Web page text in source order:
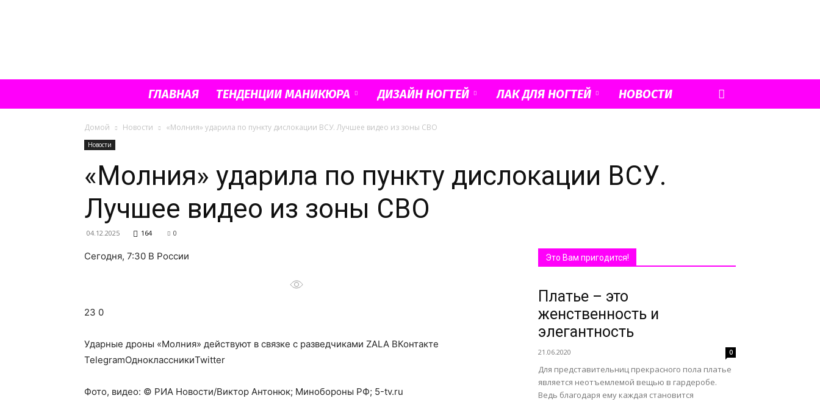
Французский
ГЛАВНАЯ ТЕНДЕНЦИИ МАНИКЮРА ДИЗАЙН НОГТЕЙ ЛАК ДЛЯ НОГТЕЙ НОВОСТИ
Домой Новости «Молния» ударила по пункту дислокации ВСУ. Лучшее видео из зоны СВО
Новости
«Молния» ударила по пункту дислокации ВСУ.
Лучшее видео из зоны СВО
04.12.2025 164 0
Сегодня, 7:30 В России
23 0
Ударные дроны «Молния» действуют в связке с разведчиками ZALA ВКонтакте
TelegramОдноклассникиTwitter
Фото, видео: © РИА Новости/Виктор Антонюк; Минобороны РФ; 5-tv.ru
Это Вам пригодится!
Платье – это
женственность и
элегантность
21.06.2020 0
Для представительниц прекрасного пола платье
является неотъемлемой вещью в гардеробе.
Ведь благодаря ему каждая становится